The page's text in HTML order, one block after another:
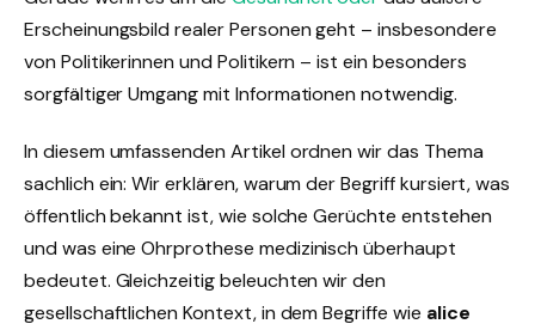
Erscheinungsbild realer Personen geht – insbesondere
von Politikerinnen und Politikern – ist ein besonders
sorgfältiger Umgang mit Informationen notwendig.
In diesem umfassenden Artikel ordnen wir das Thema
sachlich ein: Wir erklären, warum der Begriff kursiert, was
öffentlich bekannt ist, wie solche Gerüchte entstehen
und was eine Ohrprothese medizinisch überhaupt
bedeutet. Gleichzeitig beleuchten wir den
gesellschaftlichen Kontext, in dem Begriffe wie alice